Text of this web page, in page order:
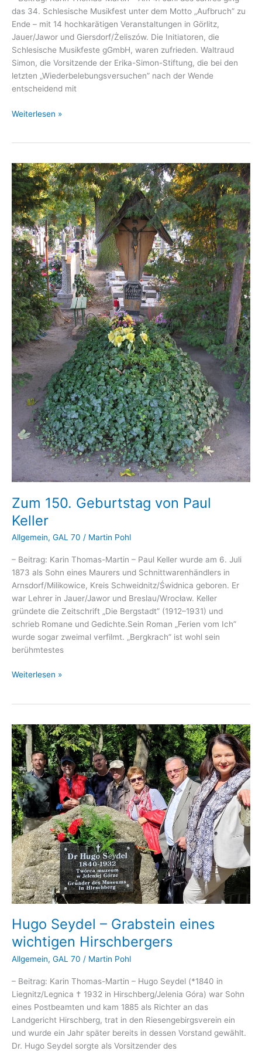
das 34. Schlesische Musikfest unter dem Motto „Aufbruch” zu
Ende – mit 14 hochkarätigen Veranstaltungen in Görlitz,
Jauer/Jawor und Giersdorf/Żeliszów. Die Initiatoren, die
Schlesische Musikfeste gGmbH, waren zufrieden. Waltraud
Simon, die Vorsitzende der Erika-Simon-Stiftung, die bei den
letzten „Wiederbelebungsversuchen” nach der Wende
entscheidend mit
Schlesische
Tradition
Weiterlesen »
Zum 150. Geburtstag von Paul
Keller
Allgemein, GAL 70 / Martin Pohl
– Beitrag: Karin Thomas-Martin – Paul Keller wurde am 6. Juli
1873 als Sohn eines Maurers und Schnittwarenhändlers in
Arnsdorf/Milikowice, Kreis Schweidnitz/Świdnica geboren. Er
war Lehrer in Jauer/Jawor und Breslau/Wrocław. Keller
gründete die Zeitschrift „Die Bergstadt” (1912–1931) und
schrieb Romane und Gedichte.Sein Roman „Ferien vom Ich”
wurde sogar zweimal verfilmt. „Bergkrach” ist wohl sein
berühmtestes
Zum
Paul
Keller
Weiterlesen »
Hugo Seydel – Grabstein eines
wichtigen Hirschbergers
Allgemein, GAL 70 / Martin Pohl
– Beitrag: Karin Thomas-Martin – Hugo Seydel (*1840 in
Liegnitz/Legnica † 1932 in Hirschberg/Jelenia Góra) war Sohn
eines Postbeamten und kam 1885 als Richter an das
Landgericht Hirschberg, trat in den Riesengebirgsverein ein
und wurde ein Jahr später bereits in dessen Vorstand gewählt.
Dr. Hugo Seydel sorgte als Vorsitzender des